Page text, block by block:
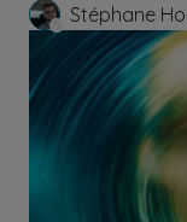
Stéphane